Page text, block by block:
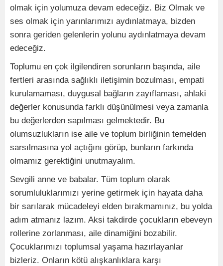
olmak için yolumuza devam edeceğiz. Biz Olmak ve
ses olmak için yarınlarımızı aydınlatmaya, bizden
sonra geriden gelenlerin yolunu aydınlatmaya devam
edeceğiz.
Toplumu en çok ilgilendiren sorunların başında, aile
fertleri arasında sağlıklı iletişimin bozulması, empati
kurulamaması, duygusal bağların zayıflaması, ahlaki
değerler konusunda farklı düşünülmesi veya zamanla
bu değerlerden sapılması gelmektedir. Bu
olumsuzlukların ise aile ve toplum birliğinin temelden
sarsılmasına yol açtığını görüp, bunların farkında
olmamız gerektiğini unutmayalım.
Sevgili anne ve babalar. Tüm toplum olarak
sorumluluklarımızı yerine getirmek için hayata daha
bir sarılarak mücadeleyi elden bırakmamınız, bu yolda
adım atmanız lazım. Aksi takdirde çocukların ebeveyn
rollerine zorlanması, aile dinamiğini bozabilir.
Çocuklarımızı toplumsal yaşama hazırlayanlar
bizleriz. Onların kötü alışkanlıklara karşı